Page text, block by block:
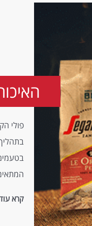
פולי
קרא